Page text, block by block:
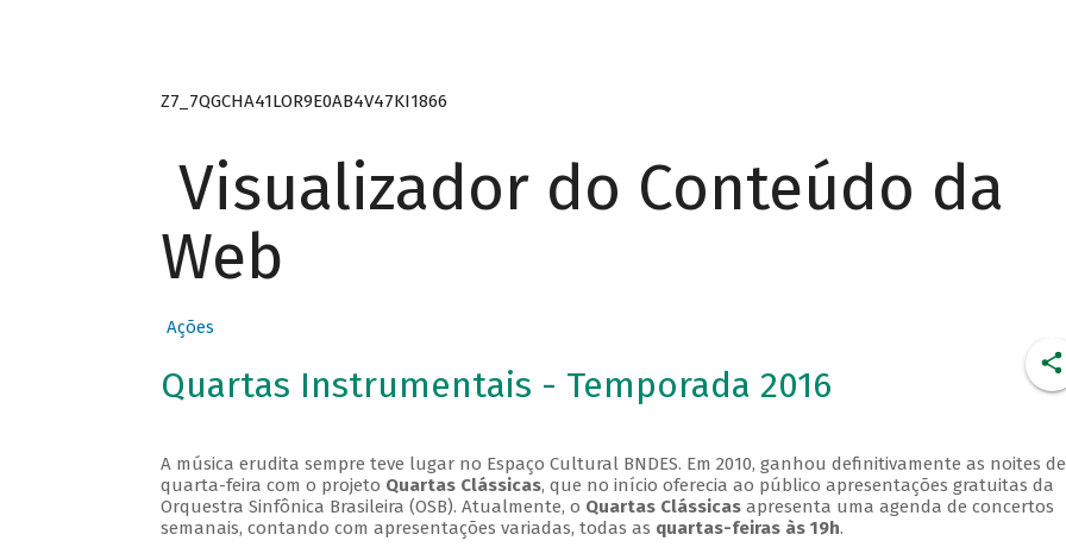
Z7_7QGCHA41LOR9E0AB4V47KI1866
Visualizador do Conteúdo da
Web
Ações
Quartas Instrumentais - Temporada 2016
A música erudita sempre teve lugar no Espaço Cultural BNDES. Em 2010, ganhou definitivamente as noites de
quarta-feira com o projeto Quartas Clássicas, que no início oferecia ao público apresentações gratuitas da
Orquestra Sinfônica Brasileira (OSB). Atualmente, o Quartas Clássicasapresenta uma agenda de concertos
semanais, contando com apresentações variadas, todas as quartas-feiras às 19h.